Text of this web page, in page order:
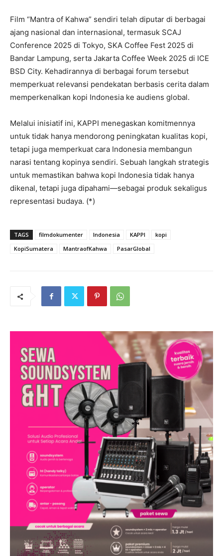
Film “Mantra of Kahwa” sendiri telah diputar di berbagai
ajang nasional dan internasional, termasuk SCAJ
Conference 2025 di Tokyo, SKA Coffee Fest 2025 di
Bandar Lampung, serta Jakarta Coffee Week 2025 di ICE
BSD City. Kehadirannya di berbagai forum tersebut
memperkuat relevansi pendekatan berbasis cerita dalam
memperkenalkan kopi Indonesia ke audiens global.
Melalui inisiatif ini, KAPPI menegaskan komitmennya
untuk tidak hanya mendorong peningkatan kualitas kopi,
tetapi juga memperkuat cara Indonesia membangun
narasi tentang kopinya sendiri. Sebuah langkah strategis
untuk memastikan bahwa kopi Indonesia tidak hanya
dikenal, tetapi juga dipahami—sebagai produk sekaligus
representasi budaya. (*)
TAGS filmdokumenter Indonesia KAPPI
kopi
KopiSumatera
MantraofKahwa PasarGlobal